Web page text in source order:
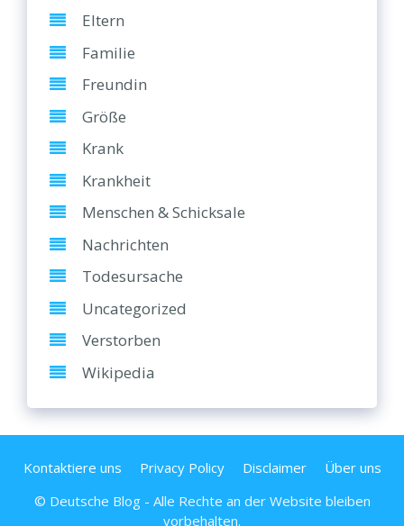
Eltern
Familie
Freundin
Größe
Krank
Krankheit
Menschen & Schicksale
Nachrichten
Todesursache
Uncategorized
Verstorben
Wikipedia
Kontaktiere uns Privacy Policy Disclaimer
Über uns
© Deutsche Blog - Alle Rechte an der Website bleiben
vorbehalten.